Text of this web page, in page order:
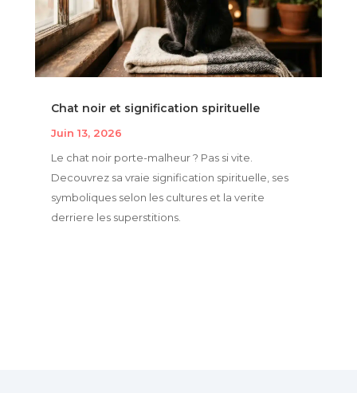
Chat noir et signification spirituelle
Juin 13, 2026
Le chat noir porte-malheur ? Pas si vite.
Decouvrez sa vraie signification spirituelle, ses
symboliques selon les cultures et la verite
derriere les superstitions.